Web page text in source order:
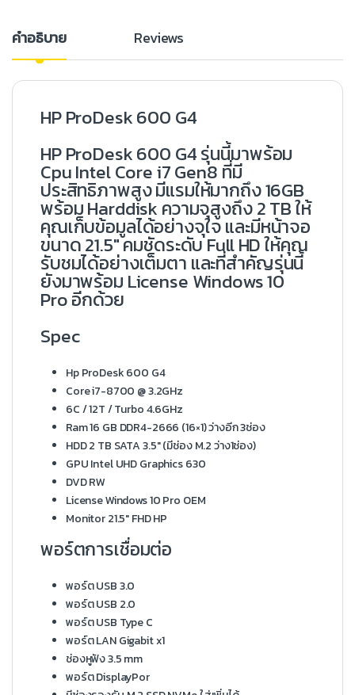
คำอธิบาย Reviews
HPProDesk 600 G4
HP ProDesk 600 G4 รุ่นนี้มาพร้อม
Cpu Intel Core i7 Gen8 ที่มี
ประสิทธิภาพสูง มีแรมให้มากถึง 16GB
พร้อม Harddisk ความจุสูงถึง 2 TB ให้
คุณเก็บข้อมูลได้อย่างจุใจ และมีหน้าจอ
ขนาด 21.5″ คมชัดระดับ Full HD ให้คุณ
รับชมได้อย่างเต็มตา และที่สำคัญรุ่นนี้
ยังมาพร้อม License Windows 10
Pro อีกด้วย
Spec
Hp ProDesk 600 G4
Core i7-8700 @ 3.2GHz
6C / 12T / Turbo 4.6GHz
Ram 16 GB DDR4-2666 (16×1) ว่างอีก 3ช่อง
HDD 2 TB SATA 3.5″ (มีช่อง M.2 ว่าง1ช่อง)
GPU Intel UHD Graphics 630
DVD RW
License Windows 10 Pro OEM
Monitor 21.5″ FHD HP
พอร์ตการเชื่อมต่อ
พอร์ต USB 3.0
พอร์ต USB 2.0
พอร์ต USB Type C
พอร์ต LAN Gigabit x1
ช่องหูฟัง 3.5 mm
พอร์ต DisplayPor